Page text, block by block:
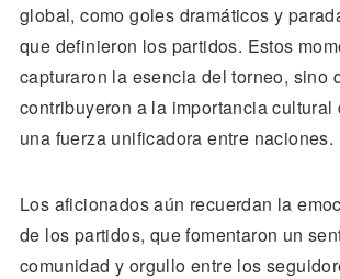
global, como goles dramáticos y
que definieron los partidos. Estos
capturaron la esencia del torneo, sino
contribuyeron a la importancia cultural
una fuerza unificadora entre naciones.
Los aficionados aún recuerdan la
de los partidos, que fomentaron un
comunidad y orgullo entre los